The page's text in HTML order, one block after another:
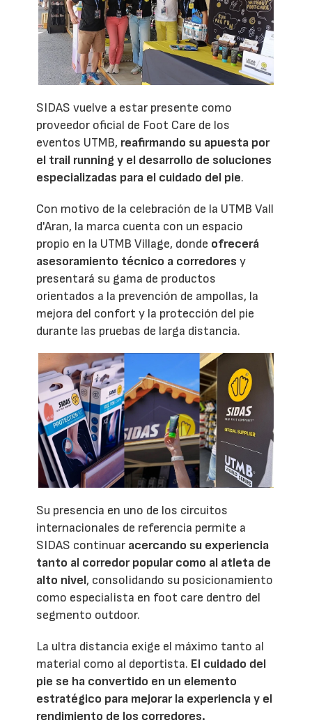
SIDAS vuelve a estar presente como
proveedor oficial de Foot Care de los
eventos UTMB, reafirmando su apuesta por
el trail running y el desarrollo de soluciones
especializadas para el cuidado del pie.
Con motivo de la celebración de la UTMB Vall
d'Aran, la marca cuenta con un espacio
propio en la UTMB Village, donde ofrecerá
asesoramiento técnico a corredores y
presentará su gama de productos
orientados a la prevención de ampollas, la
mejora del confort y la protección del pie
durante las pruebas de larga distancia.
Su presencia en uno de los circuitos
internacionales de referencia permite a
SIDAS continuar acercando su experiencia
tanto al corredor popular como al atleta de
alto nivel, consolidando su posicionamiento
como especialista en foot care dentro del
segmento outdoor.
La ultra distancia exige el máximo tanto al
material como al deportista. El cuidado del
pie se ha convertido en un elemento
estratégico para mejorar la experiencia y el
rendimiento de los corredores.